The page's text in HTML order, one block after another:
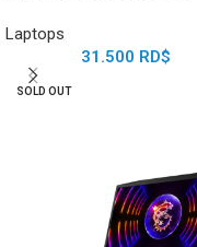
Laptops
31.500 RD$
SOLD OUT